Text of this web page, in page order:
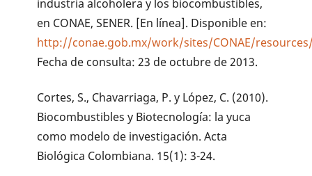
industria alcoholera y los biocombustibles,
en CONAE, SENER. [En línea]. Disponible en:
http://conae.gob.mx/work/sites/CONAE/
Fecha de consulta: 23 de octubre de 2013.
Cortes, S., Chavarriaga, P. y López, C. (2010).
Biocombustibles y Biotecnología: la yuca
como modelo de investigación. Acta
Biológica Colombiana. 15(1): 3-24.